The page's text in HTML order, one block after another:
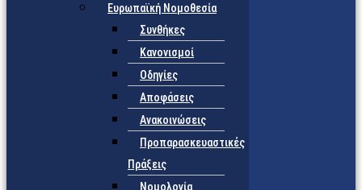
Ευρωπαϊκή Νομοθεσία
Συνθήκες
Κανονισμοί
Οδηγίες
Αποφάσεις
Ανακοινώσεις
Προπαρασκευαστικές
Πράξεις
Νομολογία